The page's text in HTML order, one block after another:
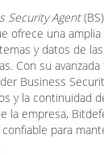
Security Agent
ofrece una
y datos de
Con su
Business
y la continuidad
la empresa,
para